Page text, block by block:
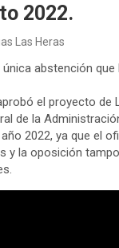
2022.
Las Heras
abstención que
el proyecto de
de la
2022, ya que el
y la oposición